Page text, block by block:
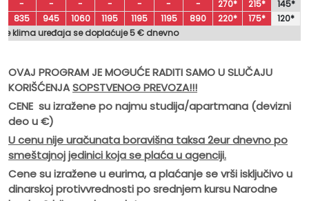
-
- - - - - - 270* 215*
145*
835
945 1060 1195 1195 1195 890 220* 175*
120*
klima uređaja se doplaćuje 5 € dnevno
OVAJ PROGRAM JE MOGUĆE RADITI SAMO U SLUČAJU
KORIŠĆENJASOPSTVENOG PREVOZA!!!
CENE su izražene po najmu studija/apartmana (devizni
deo u€)
U cenu nije uračunata boravišna taksa 2eur dnevno po
smeštajnoj jedinici koja se plaća u agenciji.
Cene su izražene u eurima, a plaćanje se vrši isključivo u
dinarskoj protivvrednosti po srednjem kursu Narodne